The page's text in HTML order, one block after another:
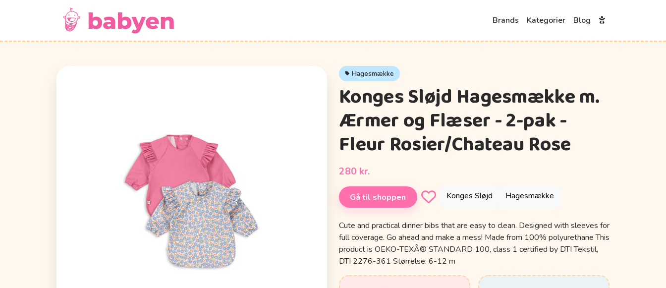
Brands Kategorier Blog
Hagesmække
Konges Sløjd Hagesmække m.
Ærmer og Flæser - 2-pak -
Fleur Rosier/Chateau Rose
280 kr.
Gå til shoppen Konges Sløjd Hagesmække
Cute and practical dinner bibs that are easy to clean. Designed with sleeves for
full coverage. Go ahead and make a mess! Made from 100% polyurethane This
product is OEKO-TEXÂ® STANDARD 100, class 1 certified by DTI Tekstil,
DTI 2276-361 Størrelse: 6-12 m